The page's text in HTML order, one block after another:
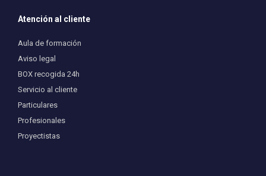
Atención al cliente
Aula de formación
Aviso legal
BOX recogida 24h
Servicio al cliente
Particulares
Profesionales
Proyectistas